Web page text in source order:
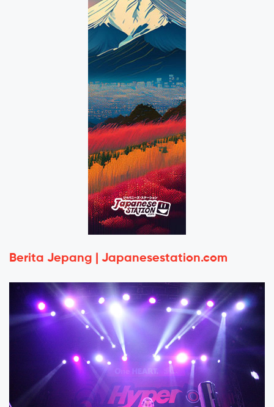
Berita Jepang | Japanesestation.com